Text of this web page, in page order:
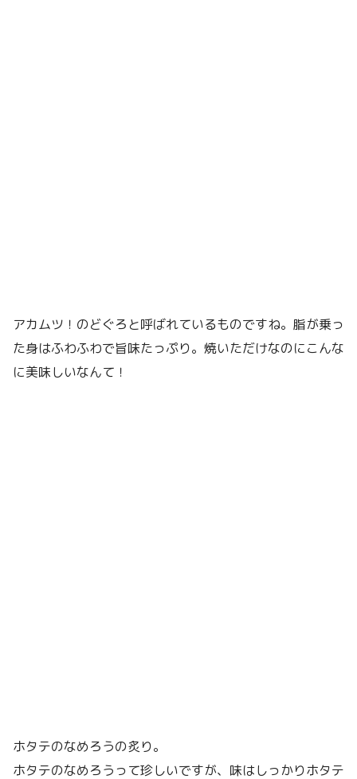
アカムツ！のどぐろと呼ばれているものですね。脂が乗っ
た身はふわふわで旨味たっぷり。焼いただけなのにこんな
に美味しいなんて！
ホタテのなめろうの炙り。
ホタテのなめろうって珍しいですが、味はしっかりホタテ